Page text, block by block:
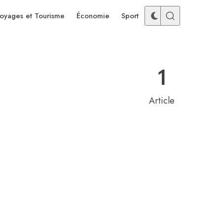
et Tourisme Économie Sport
1
Article